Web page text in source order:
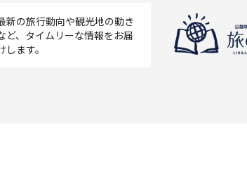
新の旅行動向や観光地の動き
ど、タイムリーな情報をお届
します。